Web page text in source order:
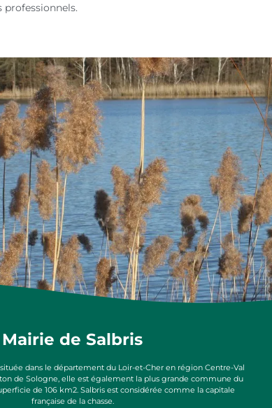
professionnels.
Mairie de Salbris
dans le département du Loir-et-Cher en région Centre-Val
de Sologne, elle est également la plus grande commune du
de 106 km2. Salbris est considérée comme la capitale
française de la chasse.